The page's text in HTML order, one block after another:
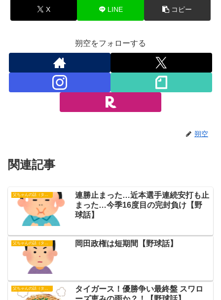
X LINE コピー
朔空をフォローする
朔空
関連記事
父ちゃんの話（タイガース）
連勝止まった…近本選手連続安打も止
まった…今季16度目の完封負け【野
球話】
父ちゃんの話（タイガース） 岡田政権は短期間【野球話】
タイガース！優勝争い最終盤 スワロ